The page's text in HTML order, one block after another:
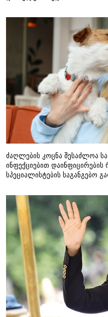
ძაღლების კოცნა შესაძლოა
ინფექციებით
სპეციალისტების საგანგებო